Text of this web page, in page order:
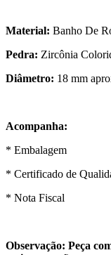
Material: Banho De
Pedra: Zircônia
Diâmetro: 18 mm
Acompanha:
* Embalagem
* Certificado de
* Nota Fiscal
Observação: Peça